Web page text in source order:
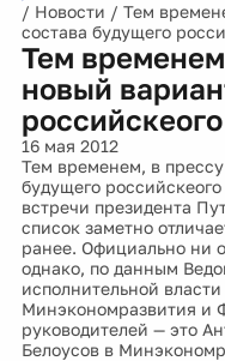
/ Новости / Тем
состава будущего
Тем
новый
16 мая 2012
Тем временем, в
будущего
встречи президента
список заметно
ранее. Официально ни
однако, по данным
исполнительной
Минэкономразвития и
руководителей — это
Белоусов в